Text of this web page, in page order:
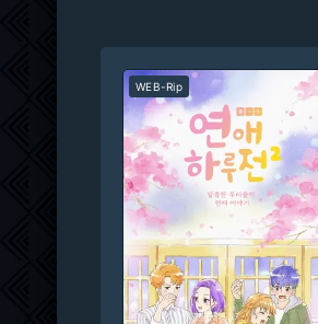
WEB-Rip